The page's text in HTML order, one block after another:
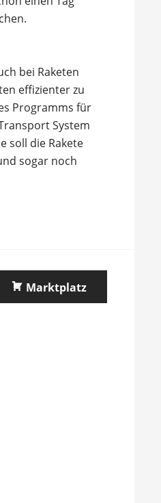
bei Raketen
effizienter zu
Programms für
System
soll die Rakete
sogar noch
Marktplatz